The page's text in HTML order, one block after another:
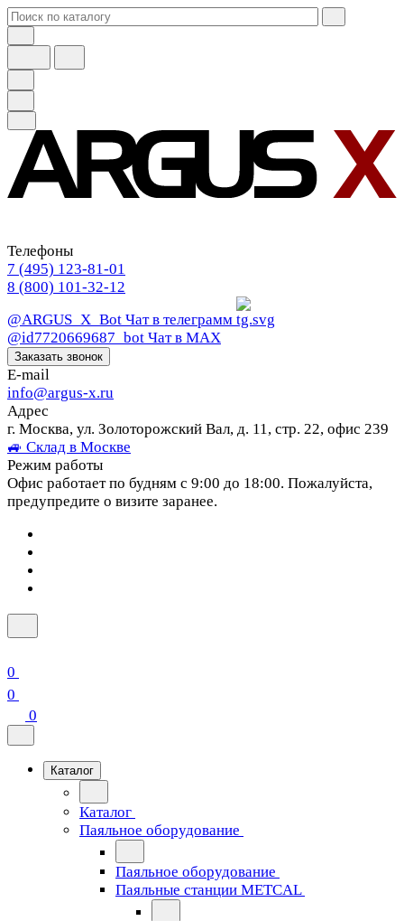
Телефоны
7 (495) 123-81-01
8 (800) 101-32-12
@ARGUS_X_Bot Чат в телеграмм
@id7720669687_bot Чат в МАХ
Заказать звонок
E-mail
info@argus-x.ru
Адрес
г. Москва, ул. Золоторожский Вал, д. 11, стр. 22, офис 239
🚙 Склад в Москве
Режим работы
Офис работает по будням с 9:00 до 18:00. Пожалуйста,
предупредите о визите заранее.
0
0
0
Каталог
Каталог
Паяльное оборудование
Паяльное оборудование
Паяльные станции METCAL